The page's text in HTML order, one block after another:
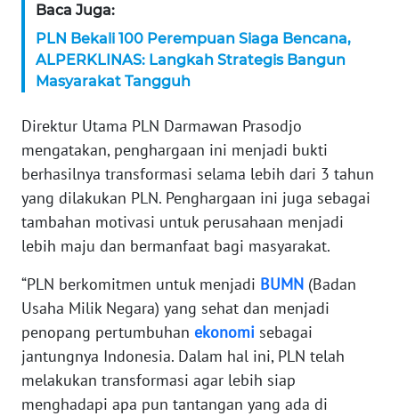
Baca Juga:
PLN Bekali 100 Perempuan Siaga Bencana,
ALPERKLINAS: Langkah Strategis Bangun
Masyarakat Tangguh
Direktur Utama PLN Darmawan Prasodjo
mengatakan, penghargaan ini menjadi bukti
berhasilnya transformasi selama lebih dari 3 tahun
yang dilakukan PLN. Penghargaan ini juga sebagai
tambahan motivasi untuk perusahaan menjadi
lebih maju dan bermanfaat bagi masyarakat.
“PLN berkomitmen untuk menjadi BUMN (Badan
Usaha Milik Negara) yang sehat dan menjadi
penopang pertumbuhan ekonomi sebagai
jantungnya Indonesia. Dalam hal ini, PLN telah
melakukan transformasi agar lebih siap
menghadapi apa pun tantangan yang ada di
NTT
WN
PAPUA
WN
PAPUA
WN
RIAU
WN